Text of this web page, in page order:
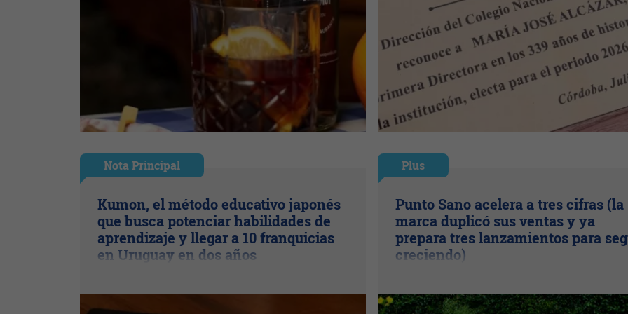
Nota Principal
Kumon, el método educativo japonés
que busca potenciar habilidades de
aprendizaje y llegar a 10 franquicias
en Uruguay en dos años
Plus
Punto Sano acelera a tres cifras (la
marca duplicó sus ventas y ya
prepara tres lanzamientos para
creciendo)